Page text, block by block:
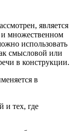
является
множественном
использовать
смысловой или
в конструкции.
в
и тех, где